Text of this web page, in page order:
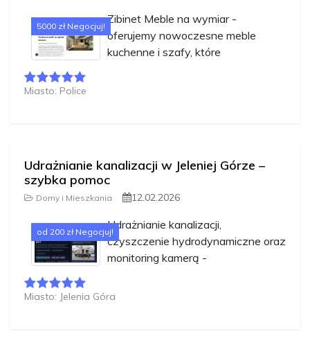
5000 zł Negocjuj!
Zibinet Meble na wymiar -
oferujemy nowoczesne meble
kuchenne i szafy, które
Miasto: Police
Udrażnianie kanalizacji w Jeleniej Górze –
szybka pomoc
Domy i Mieszkania 12.02.2026
od 200 zł Negocjuj!
Udrażnianie kanalizacji,
czyszczenie hydrodynamiczne oraz
monitoring kamerą -
Miasto: Jelenia Góra